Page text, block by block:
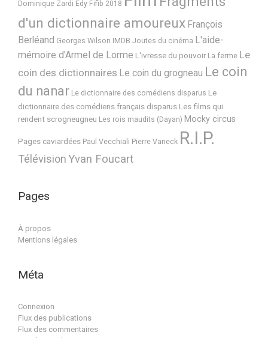
Dominique Zardi Edy Fifib 2018
d'un dictionnaire amoureux François
Berléand Georges Wilson IMDB Joutes du cinéma L'aide-
mémoire d'Armel de Lorme L'ivresse du pouvoir La ferme Le
coin des dictionnaires Le coin du grogneau Le coin
du nanar Le dictionnaire des comédiens disparus Le
dictionnaire des comédiens français disparus Les films qui
rendent scrogneugneu Les rois maudits (Dayan) Mocky circus
Pages caviardées Paul Vecchiali Pierre Vaneck R.I.P.
TélévisionYvan Foucart
Pages
À propos
Mentions légales
Méta
Connexion
Flux des publications
Flux des commentaires